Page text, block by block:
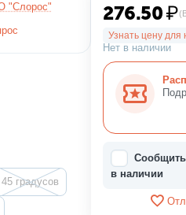
"Слорос"
45 градусов
276.50₽
Узнать цену для
Нет в наличии
Сообщить
в наличии